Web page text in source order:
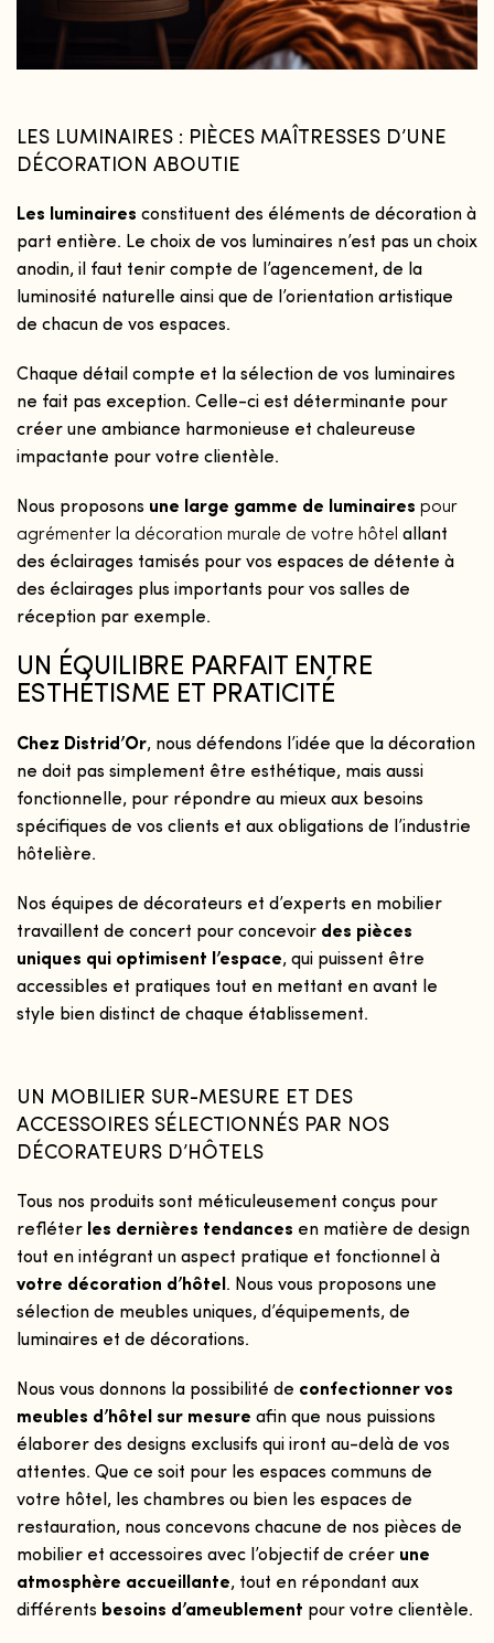
LES LUMINAIRES : PIÈCES MAÎTRESSES D’UNE
DÉCORATION ABOUTIE
Les luminaires constituent des éléments de décoration à
part entière. Le choix de vos luminaires n’est pas un choix
anodin, il faut tenir compte de l’agencement, de la
luminosité naturelle ainsi que de l’orientation artistique
de chacun de vos espaces.
Chaque détail compte et la sélection de vos luminaires
ne fait pas exception. Celle-ci est déterminante pour
créer une ambiance harmonieuse et chaleureuse
impactante pour votre clientèle.
Nous proposons une large gamme de luminaires pour
agrémenter la décoration murale de votre hôtel allant
des éclairages tamisés pour vos espaces de détente à
des éclairages plus importants pour vos salles de
réception par exemple.
UN ÉQUILIBRE PARFAIT ENTRE
ESTHÉTISME ET PRATICITÉ
Chez Distrid’Or, nous défendons l’idée que la décoration
ne doit pas simplement être esthétique, mais aussi
fonctionnelle, pour répondre au mieux aux besoins
spécifiques de vos clients et aux obligations de l’industrie
hôtelière.
Nos équipes de décorateurs et d’experts en mobilier
travaillent de concert pour concevoir des pièces
uniques qui optimisent l’espace, qui puissent être
accessibles et pratiques tout en mettant en avant le
style bien distinct de chaque établissement.
UN MOBILIER SUR-MESURE ET DES
ACCESSOIRES SÉLECTIONNÉS PAR NOS
DÉCORATEURS D’HÔTELS
Tous nos produits sont méticuleusement conçus pour
refléter les dernières tendances en matière de design
tout en intégrant un aspect pratique et fonctionnel à
votre décoration d’hôtel. Nous vous proposons une
sélection de meubles uniques, d’équipements, de
luminaires et de décorations.
Nous vous donnons la possibilité de confectionner vos
meubles d’hôtel sur mesure afin que nous puissions
élaborer des designs exclusifs qui iront au-delà de vos
attentes. Que ce soit pour les espaces communs de
votre hôtel, les chambres ou bien les espaces de
restauration, nous concevons chacune de nos pièces de
mobilier et accessoires avec l’objectif de créer une
atmosphère accueillante, tout en répondant aux
différents besoins d’ameublement pour votre clientèle.